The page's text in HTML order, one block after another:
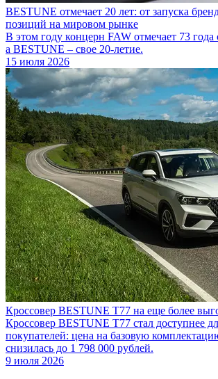
BESTUNE отмечает 20 лет: от запуска
позиций на мировом рынке
В этом году концерн FAW отмечает 73 года
а BESTUNE – свое 20-летие.
15 июля 2026
Кроссовер BESTUNE T77 на еще более
Кроссовер BESTUNE T77 стал доступнее
покупателей: цена на базовую
снизилась до 1 798 000 рублей.
9 июля 2026